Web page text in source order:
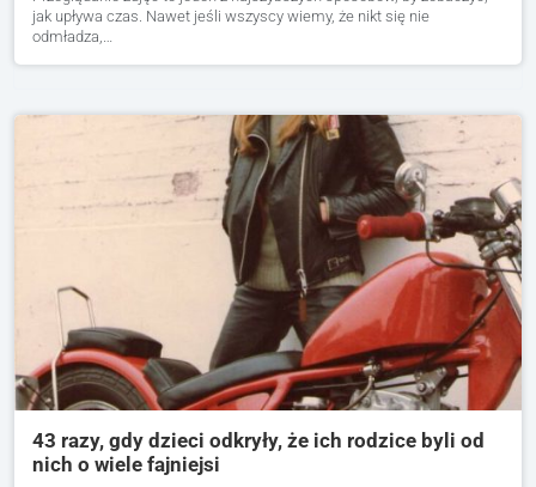
jak upływa czas. Nawet jeśli wszyscy wiemy, że nikt się nie
odmładza,…
43 razy, gdy dzieci odkryły, że ich rodzice byli od
nich o wiele fajniejsi